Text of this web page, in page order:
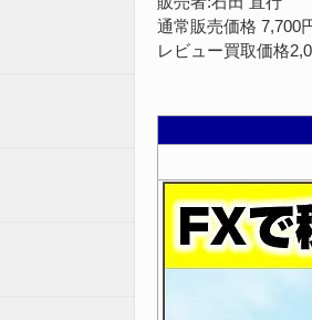
通常販売価格 7,700
レビュー買取価格